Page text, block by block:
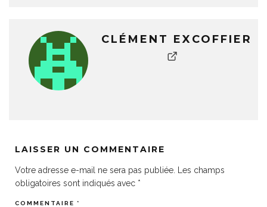
CLÉMENT EXCOFFIER
LAISSER UN COMMENTAIRE
Votre adresse e-mail ne sera pas publiée.
Les champs
obligatoires sont indiqués avec *
COMMENTAIRE *